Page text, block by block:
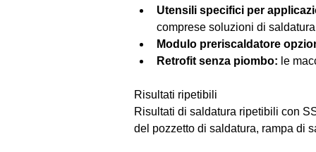
Utensili specifici per
comprese soluzioni di
Modulo preriscaldatore
Retrofit senza piombo: le
Risultati ripetibili
Risultati di saldatura ripetibili con
del pozzetto di saldatura, rampa di